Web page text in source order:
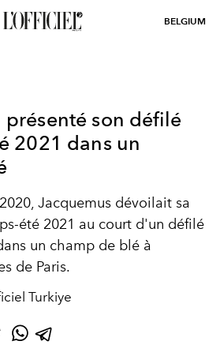
BELGIUM
présenté son défilé
2021 dans un
Jacquemus dévoilait sa
été 2021 au court d'un défilé
un champ de blé à
de Paris.
Turkiye